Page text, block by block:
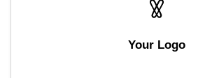
Your Logo